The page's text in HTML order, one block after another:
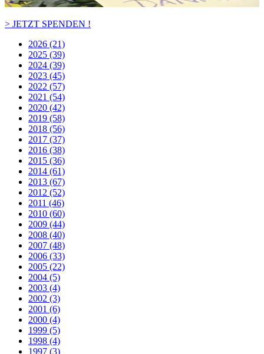
> JETZT SPENDEN !
2026 (21)
2025 (39)
2024 (39)
2023 (45)
2022 (57)
2021 (54)
2020 (42)
2019 (58)
2018 (56)
2017 (37)
2016 (38)
2015 (36)
2014 (61)
2013 (67)
2012 (52)
2011 (46)
2010 (60)
2009 (44)
2008 (40)
2007 (48)
2006 (33)
2005 (22)
2004 (5)
2003 (4)
2002 (3)
2001 (6)
2000 (4)
1999 (5)
1998 (4)
1997 (3)